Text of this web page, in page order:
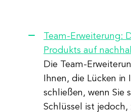
Team-Erweiterung:
Produkts auf
Die Team-
Ihnen, die Lücken in
schließen, wenn Sie
Schlüssel ist jedoch,